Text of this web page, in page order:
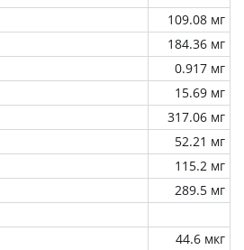
109.08 мг
184.36 мг
0.917 мг
15.69 мг
317.06 мг
52.21 мг
115.2 мг
289.5 мг
44.6 мкг